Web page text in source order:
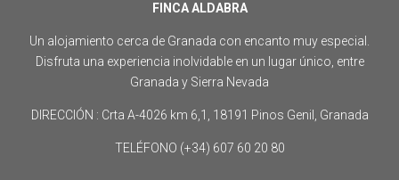
FINCA ALDABRA
Un alojamiento cerca de Granada con encanto muy especial.
Disfruta una experiencia inolvidable en un lugar único, entre
Granada y Sierra Nevada
DIRECCIÓN : Crta A-4026 km 6,1, 18191 Pinos Genil, Granada
TELÉFONO (+34) 607 60 20 80